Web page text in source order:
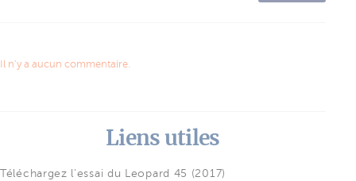
Il n'y a aucun commentaire.
Liens utiles
Téléchargez l'essai du Leopard 45 (2017)